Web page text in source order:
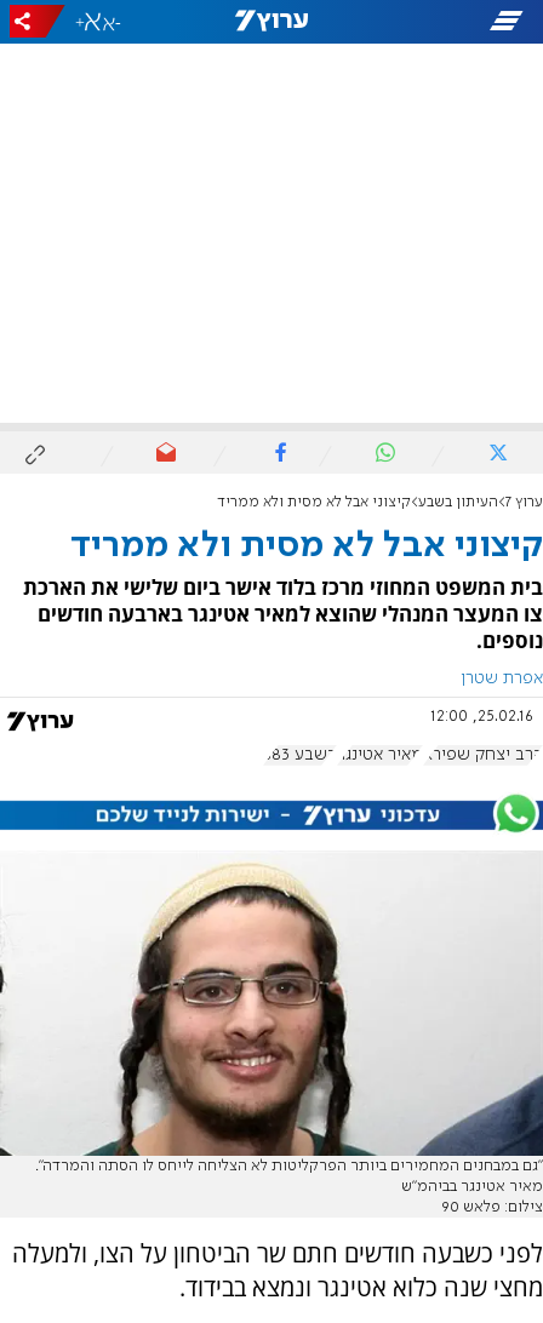
-
+
ערוץ 7 העיתון בשבע קיצוני אבל לא מסית ולא ממריד
קיצוני אבל לא מסית ולא ממריד
בית המשפט המחוזי מרכז בלוד אישר ביום שלישי את הארכת
צו המעצר המנהלי שהוצא למאיר אטינגר בארבעה חודשים
נוספים.
אפרת שטרן
25.02.16, 12:00
הרב יצחק שפירא מאיר אטינגר בשבע 683
"גם במבחנים המחמירים ביותר הפרקליטות לא הצליחה לייחס לו הסתה והמרדה".
מאיר אטינגר בביהמ"ש
צילום: פלאש 90
לפני כשבעה חודשים חתם שר הביטחון על הצו, ולמעלה
מחצי שנה כלוא אטינגר ונמצא בבידוד.